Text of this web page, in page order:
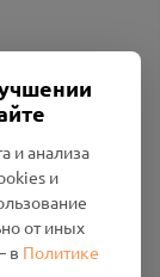
и анализа
и
от иных
в Политике